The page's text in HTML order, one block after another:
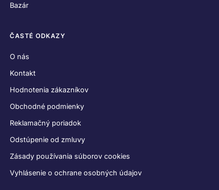
Bazár
ČASTÉ ODKAZY
O nás
Kontakt
Hodnotenia zákazníkov
Obchodné podmienky
Reklamačný poriadok
Odstúpenie od zmluvy
Zásady používania súborov cookies
Vyhlásenie o ochrane osobných údajov